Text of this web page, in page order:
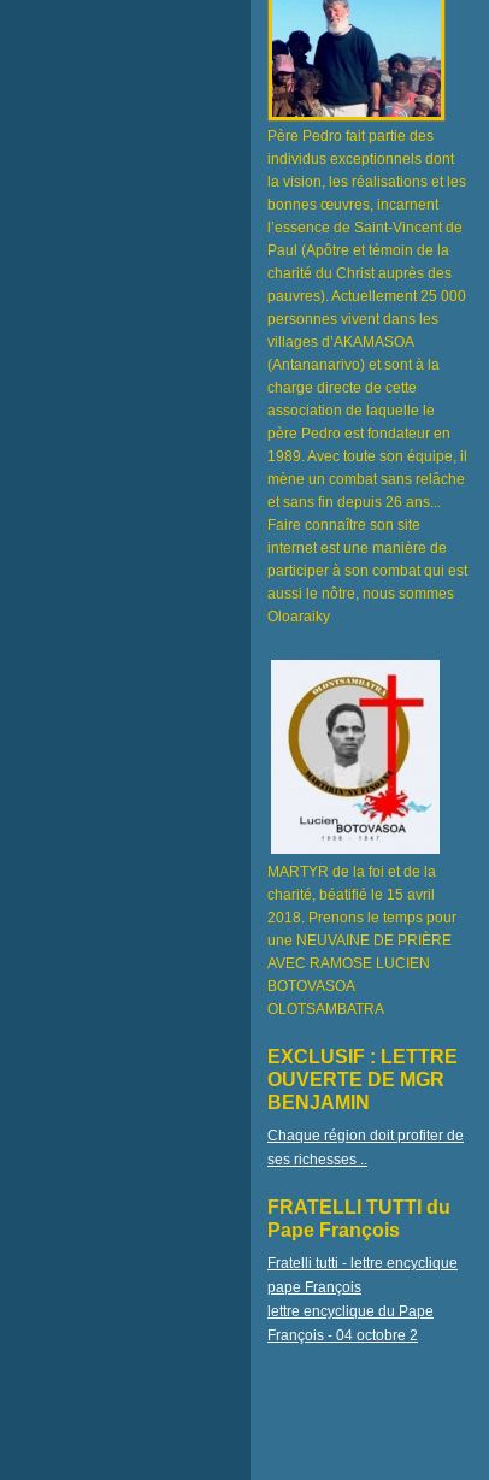
Père Pedro fait partie des
individus exceptionnels dont
la vision, les réalisations et les
bonnes œuvres, incarnent
l’essence de Saint-Vincent de
Paul (Apôtre et témoin de la
charité du Christ auprès des
pauvres). Actuellement 25 000
personnes vivent dans les
villages d’AKAMASOA
(Antananarivo) et sont à la
charge directe de cette
association de laquelle le
père Pedro est fondateur en
1989. Avec toute son équipe, il
mène un combat sans relâche
et sans fin depuis 26 ans...
Faire connaître son site
internet est une manière de
participer à son combat qui est
aussi le nôtre, nous sommes
Oloaraiky
MARTYR de la foi et de la
charité, béatifié le 15 avril
2018. Prenons le temps pour
une NEUVAINE DE PRIÈRE
AVEC RAMOSE LUCIEN
BOTOVASOA
OLOTSAMBATRA
EXCLUSIF : LETTRE
OUVERTE DE MGR
BENJAMIN
Chaque région doit profiter de
ses richesses ..
FRATELLI TUTTI du
Pape François
Fratelli tutti - lettre encyclique
pape François
lettre encyclique du Pape
François - 04 octobre 2